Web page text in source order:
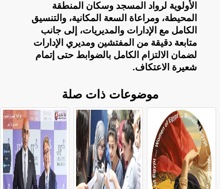
الأولوية لرواد المسجد وسكان المنطقة
المحيطة، ومراعاة السعة المكانية، والتنسيق
الكامل مع الإدارات والمديريات، إلى جانب
متابعة دقيقة من المفتشين ومديري الإدارات
لضمان الالتزام الكامل بالضوابط حتى إتمام
شعيرة الاعتكاف.
موضوعات ذات صلة